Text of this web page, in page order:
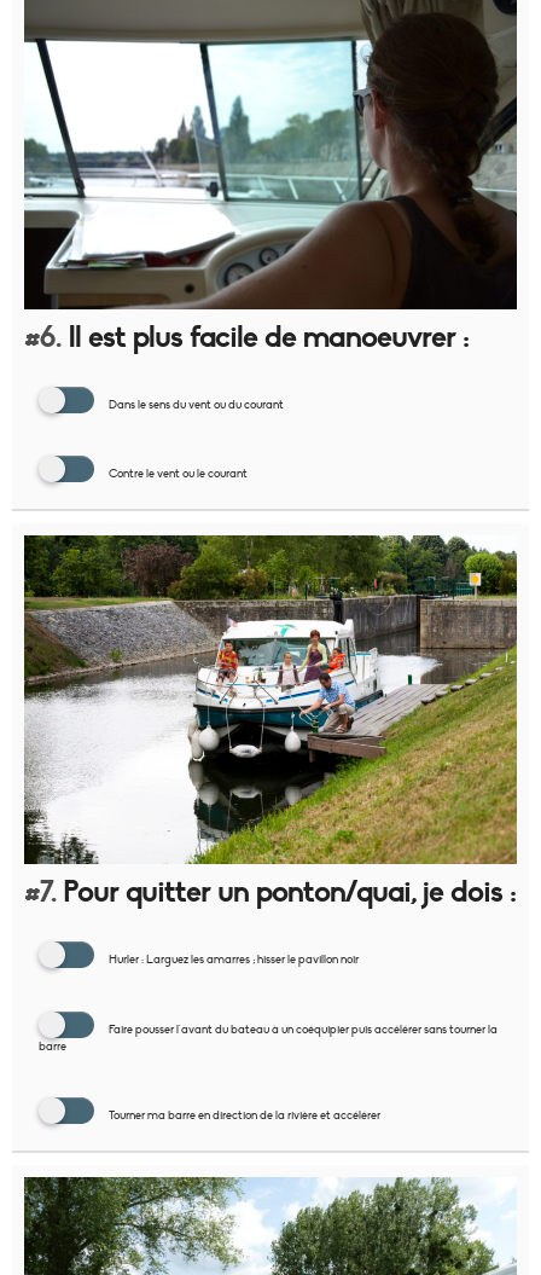
#6.Il est plus facile de manoeuvrer :
Dans le sens du vent ou du courant
Contre le vent ou le courant
#7.Pour quitter un ponton/quai, je dois :
Hurler : Larguez les amarres ; hisser le pavillon noir
Faire pousser l'avant du bateau à un coéquipier puis accélérer sans tourner la
barre
Tourner ma barre en direction de la rivière et accélérer